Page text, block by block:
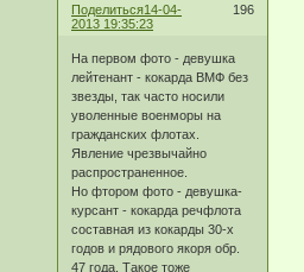
Поделиться 196
14-04-
2013 19:35:23
На первом фото - девушка
лейтенант - кокарда ВМФ без
звезды, так часто носили
уволенные военморы на
гражданских флотах.
Явление чрезвычайно
распространенное.
Но фтором фото - девушка-
курсант - кокарда речфлота
составная из кокарды 30-х
годов и рядового якоря обр.
47 года. Такое тоже